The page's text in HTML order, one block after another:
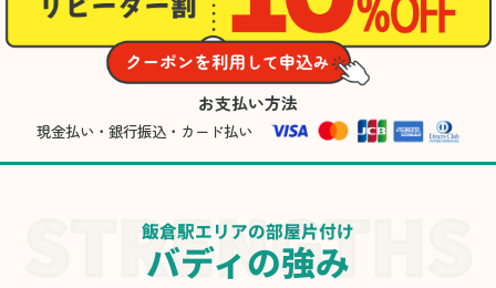
お支払い方法
現金払い・銀行振込・カード払い
飯倉駅エリアの部屋片付け
バディの強み